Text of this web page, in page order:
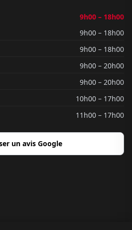
9h00 – 18h00
9h00 – 18h00
9h00 – 18h00
9h00 – 20h00
9h00 – 20h00
10h00 – 17h00
11h00 – 17h00
un avis Google